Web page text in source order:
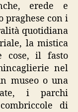
erede e
praghese con i
quotidiana
la mistica
cose, il fasto
nel
museo o una
i parchi
di